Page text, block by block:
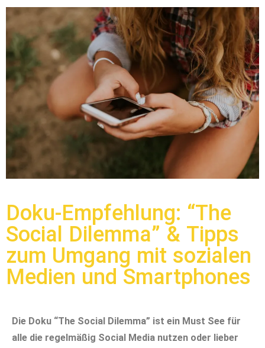
Doku-Empfehlung: “The
Social Dilemma” & Tipps
zum Umgang mit sozialen
Medien und Smartphones
Die Doku “The Social Dilemma” ist ein Must See für
alle die regelmäßig Social Media nutzen oder lieber